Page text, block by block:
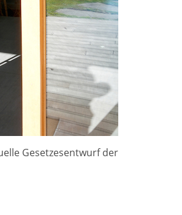
Gesetzesentwurf der